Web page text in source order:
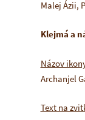
Malej Ázii,
Klejmá a
Názov
Archanjel
Text na